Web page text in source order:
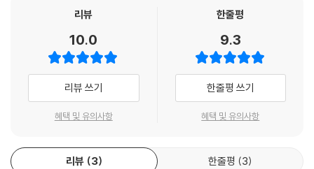
리뷰
10.0
리뷰 쓰기
혜택 및 유의사항
한줄평
9.3
한줄평 쓰기
혜택 및 유의사항
리뷰 3 한줄평 3